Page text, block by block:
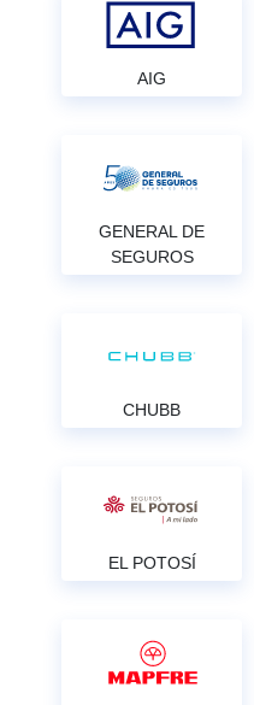
AIG
GENERAL DE
SEGUROS
CHUBB
EL POTOSÍ